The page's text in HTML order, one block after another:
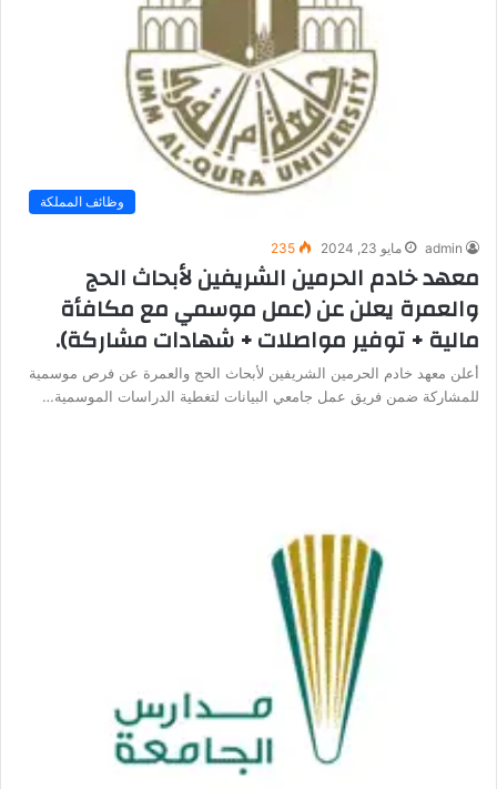
وظائف المملكة
admin مايو 23, 2024 235
معهد خادم الحرمين الشريفين لأبحاث الحج
والعمرة يعلن عن (عمل موسمي مع مكافأة
مالية + توفير مواصلات + شهادات مشاركة).
أعلن معهد خادم الحرمين الشريفين لأبحاث الحج والعمرة عن فرص موسمية
للمشاركة ضمن فريق عمل جامعي البيانات لتغطية الدراسات الموسمية…